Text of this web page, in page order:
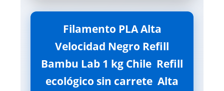
Filamento PLA Alta
Velocidad Negro Refill
Bambu Lab 1 kg Chile  Refill
ecológico sin carrete  Alta